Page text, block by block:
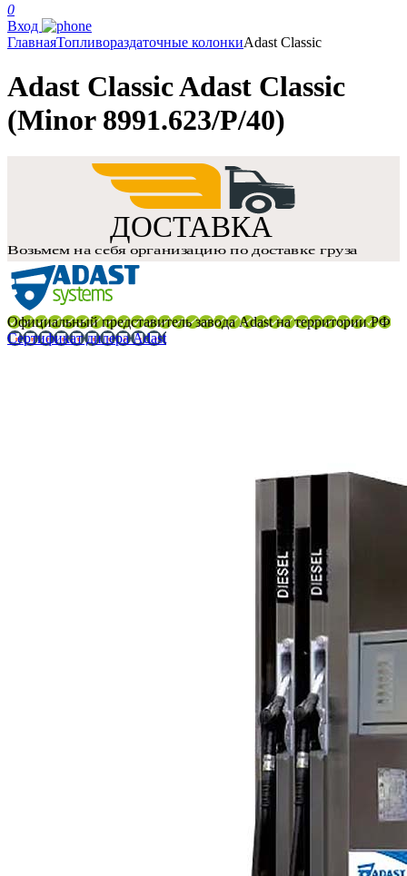
0
Вход
ГлавнаяТопливораздаточные колонкиAdast Classic
Adast Classic Adast Classic
(Minor 8991.623/P/40)
Официальный представитель завода Adast на территории РФ
Сертификат дилера Adast